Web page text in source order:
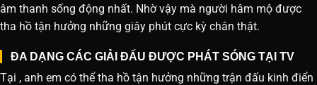
âm thanh sống động nhất. Nhờ vậy mà người hâm mộ được
tha hồ tận hưởng những giây phút cực kỳ chân thật.
ĐA DẠNG CÁC GIẢI ĐẤU ĐƯỢC PHÁT SÓNG TẠI TV
Tại , anh em có thể tha hồ tận hưởng những trận đấu kinh điển